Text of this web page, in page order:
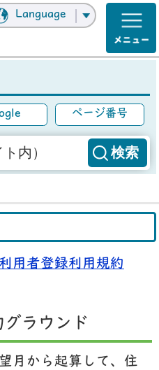
Language
ページ番号
利用者登録利用規約
ラウンド
月から起算して、住